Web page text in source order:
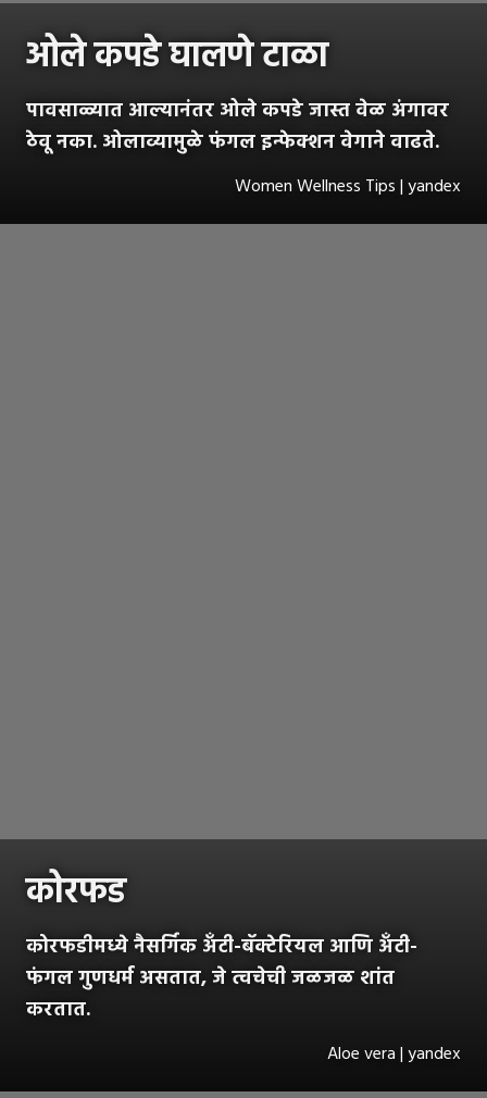
ओले कपडे घालणे टाळा
पावसाळ्यात आल्यानंतर ओले कपडे जास्त वेळ अंगावर
ठेवू नका. ओलाव्यामुळे फंगल इन्फेक्शन वेगाने वाढते.
Women Wellness Tips | yandex
कोरफड
कोरफडीमध्ये नैसर्गिक अँटी-बॅक्टेरियल आणि अँटी-
फंगल गुणधर्म असतात, जे त्वचेची जळजळ शांत
करतात.
Aloe vera | yandex